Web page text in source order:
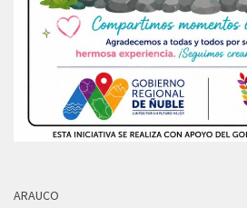
ARAUCO